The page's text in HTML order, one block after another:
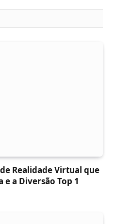
Realidade Virtual que
a Diversão Top 1